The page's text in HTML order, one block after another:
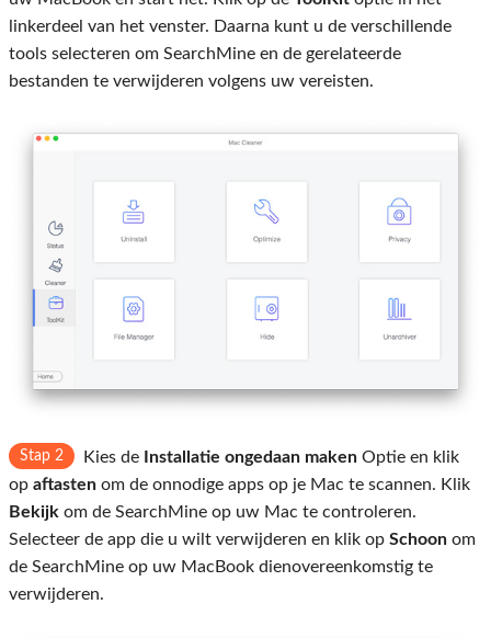
linkerdeel van het venster. Daarna kunt u de verschillende
tools selecteren om SearchMine en de gerelateerde
bestanden te verwijderen volgens uw vereisten.
Stap 2 Kies de Installatie ongedaan maken Optie en klik
op aftasten om de onnodige apps op je Mac te scannen. Klik
Bekijk om de SearchMine op uw Mac te controleren.
Selecteer de app die u wilt verwijderen en klik op Schoon om
de SearchMine op uw MacBook dienovereenkomstig te
verwijderen.